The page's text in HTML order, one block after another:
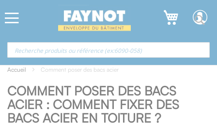
au
contenu
Accueil Comment poser des bacs acier
COMMENT POSER DES BACS
ACIER : COMMENT FIXER DES
BACS ACIER EN TOITURE ?